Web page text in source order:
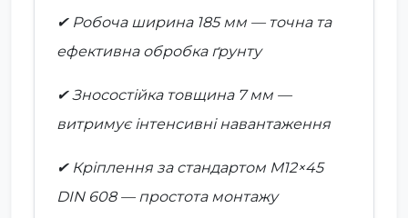
✔ Робоча ширина 185 мм — точна та
ефективна обробка ґрунту
✔ Зносостійка товщина 7 мм —
витримує інтенсивні навантаження
✔ Кріплення за стандартом М12×45
DIN 608 — простота монтажу